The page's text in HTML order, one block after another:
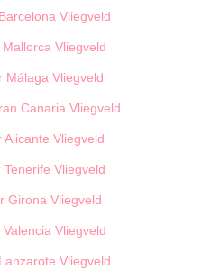
Vliegveld
Vliegveld
Málaga Vliegveld
Canaria Vliegveld
Vliegveld
Vliegveld
Girona Vliegveld
Vliegveld
Vliegveld